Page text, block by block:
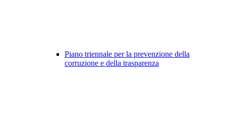
Piano triennale per la prevenzione della
corruzione e della trasparenza